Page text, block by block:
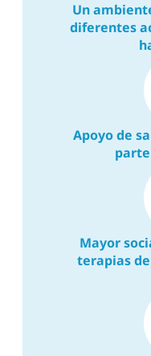
Un
diferentes
Apoyo de
parte
Mayor
terapias